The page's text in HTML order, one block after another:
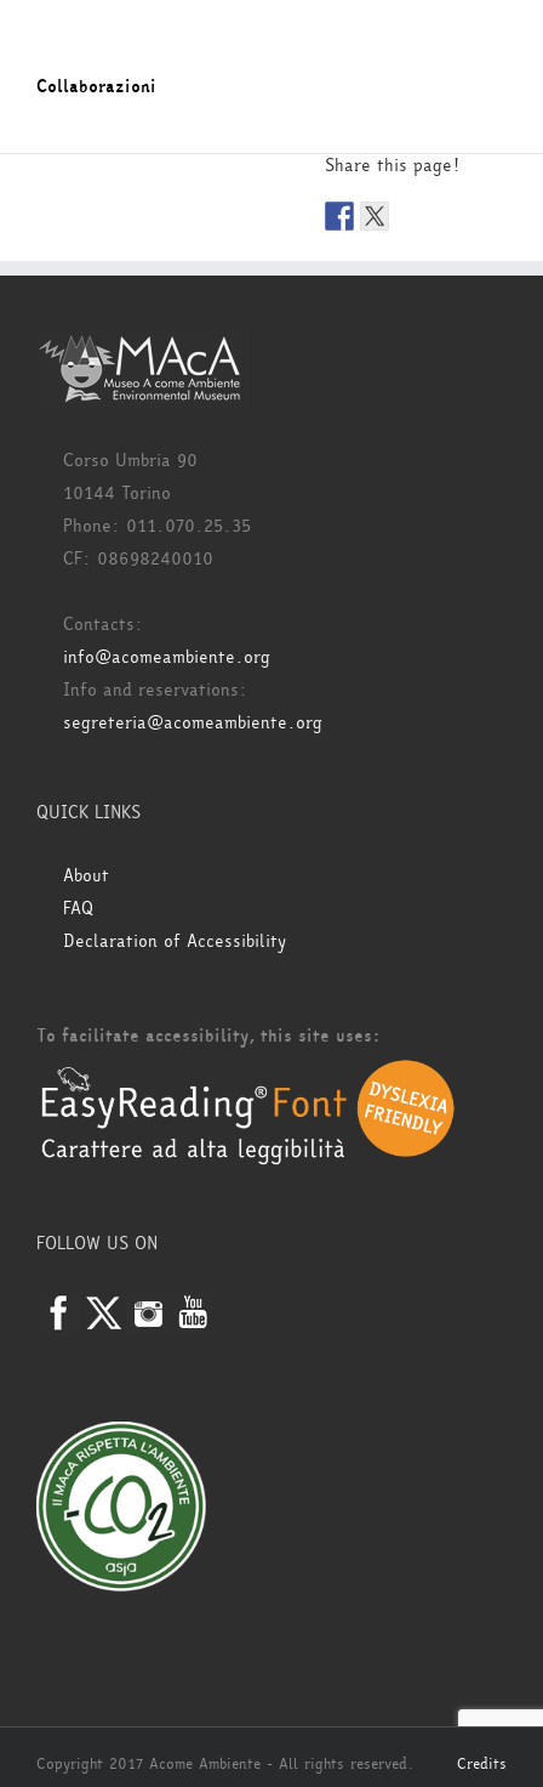
Collaborazioni
Share this page!
Corso Umbria 90
10144 Torino
Phone: 011.070.25.35
CF: 08698240010
Contacts:
info@acomeambiente.org
Info and reservations:
segreteria@acomeambiente.org
QUICK LINKS
About
FAQ
Declaration of Accessibility
To facilitate accessibility, this site uses:
FOLLOW US ON
Copyright 2017 Acome Ambiente - All rights reserved. Credits